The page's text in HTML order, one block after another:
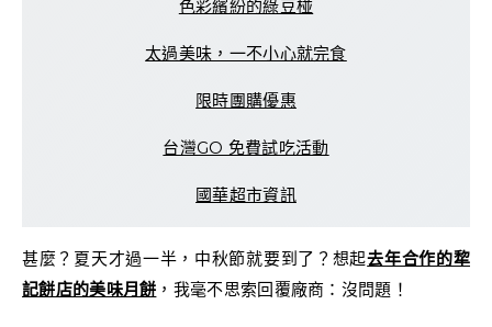
色彩繽紛的綠豆椪
太過美味，一不小心就完食
限時團購優惠
台灣GO 免費試吃活動
國華超市資訊
甚麼？夏天才過一半，中秋節就要到了？想起去年合作的犂
記餅店的美味月餅 ，我毫不思索回覆廠商：沒問題！